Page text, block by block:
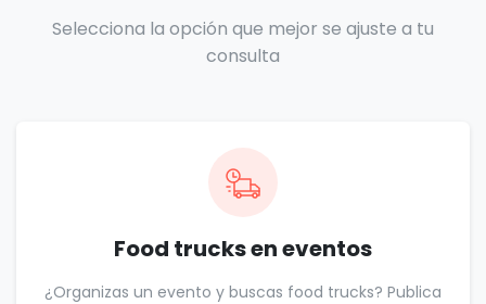
Selecciona la opción que mejor se ajuste a tu
consulta
Food trucks en eventos
¿Organizas un evento y buscas food trucks? Publica